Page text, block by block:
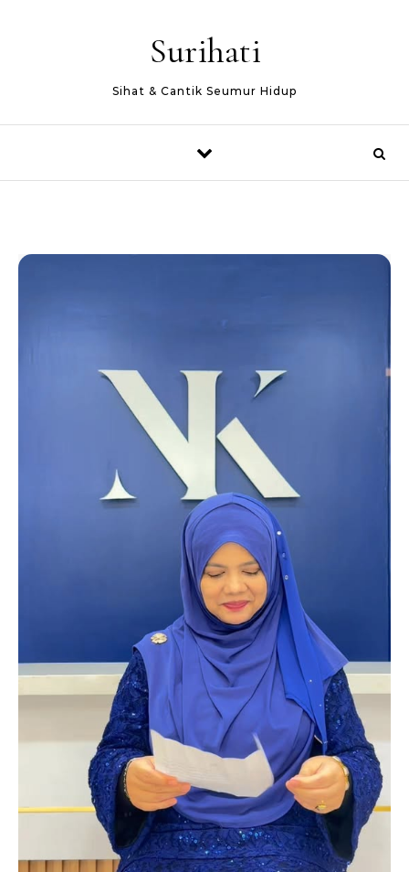
Surihati
Sihat & Cantik Seumur Hidup